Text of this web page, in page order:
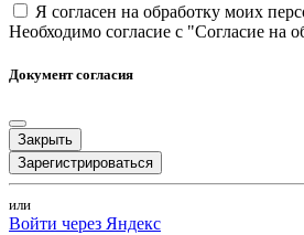
Я согласен на обработку моих
Необходимо согласие с "Согласие на
Документ согласия
Закрыть
Зарегистрироваться
или
Войти через Яндекс